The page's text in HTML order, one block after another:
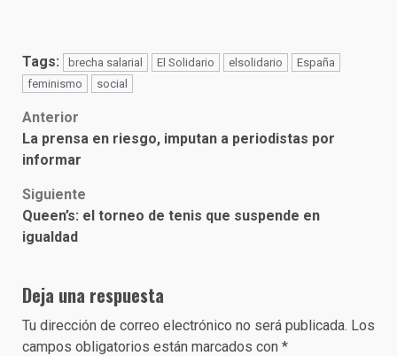
Tags: brecha salarial El Solidario elsolidario
España
feminismo
social
Post
navigation
Anterior
La prensa en riesgo, imputan a periodistas por
informar
Siguiente
Queen’s: el torneo de tenis que suspende en
igualdad
Deja una respuesta
Tu dirección de correo electrónico no será publicada. Los
campos obligatorios están marcados con *